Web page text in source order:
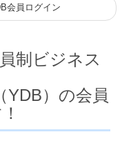
会員ログイン
制ビジネス
YDB）の会員